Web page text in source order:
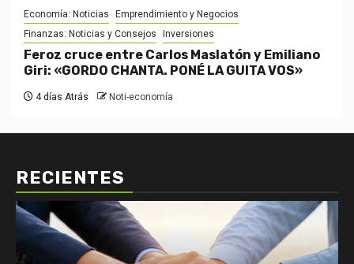
Economía: Noticias
Emprendimiento y Negocios
Finanzas: Noticias y Consejos
Inversiones
Feroz cruce entre Carlos Maslatón y Emiliano
Giri: «GORDO CHANTA. PONÉ LA GUITA VOS»
4 días Atrás Noti-economía
RECIENTES
Economía: Noticias
Emprendimiento y Negocios